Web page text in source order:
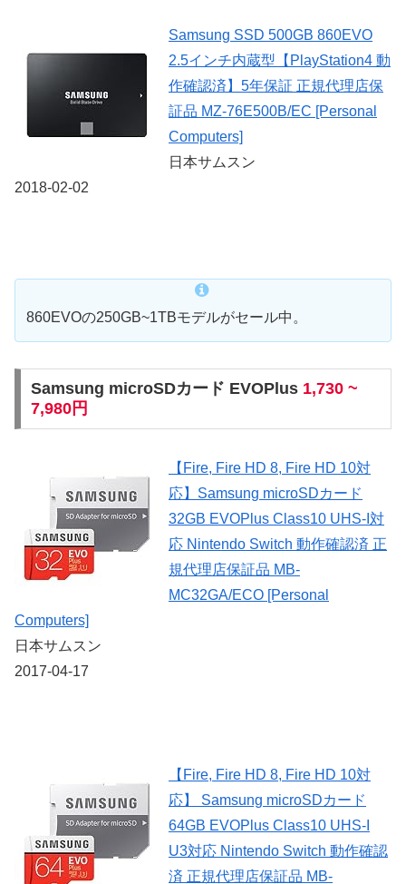
Samsung SSD 500GB 860EVO
2.5インチ内蔵型【PlayStation4 動
作確認済】5年保証 正規代理店保
証品 MZ-76E500B/EC [Personal
Computers]
日本サムスン
2018-02-02
860EVOの250GB~1TBモデルがセール中。
Samsung microSDカード EVOPlus 1,730 ~
7,980円
【Fire, Fire HD 8, Fire HD 10対
応】Samsung microSDカード
32GB EVOPlus Class10 UHS-I対
応 Nintendo Switch 動作確認済 正
規代理店保証品 MB-
MC32GA/ECO [Personal
Computers]
日本サムスン
2017-04-17
【Fire, Fire HD 8, Fire HD 10対
応】 Samsung microSDカード
64GB EVOPlus Class10 UHS-I
U3対応 Nintendo Switch 動作確認
済 正規代理店保証品 MB-